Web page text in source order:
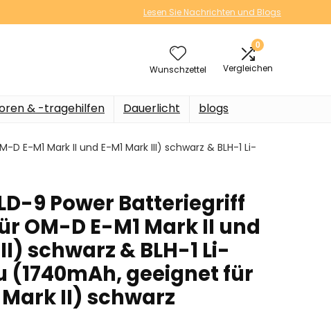
Lesen Sie Nachrichten und Blogs
Wunschzettel
0
Vergleichen
& -tragehilfen Dauerlicht blogs
E-M1 Mark II und E-M1 Mark III) schwarz & BLH-1 Li-
9 Power Batteriegriff
OM-D E-M1 Mark II und
schwarz & BLH-1 Li-
(1740mAh, geeignet für
Mark II) schwarz